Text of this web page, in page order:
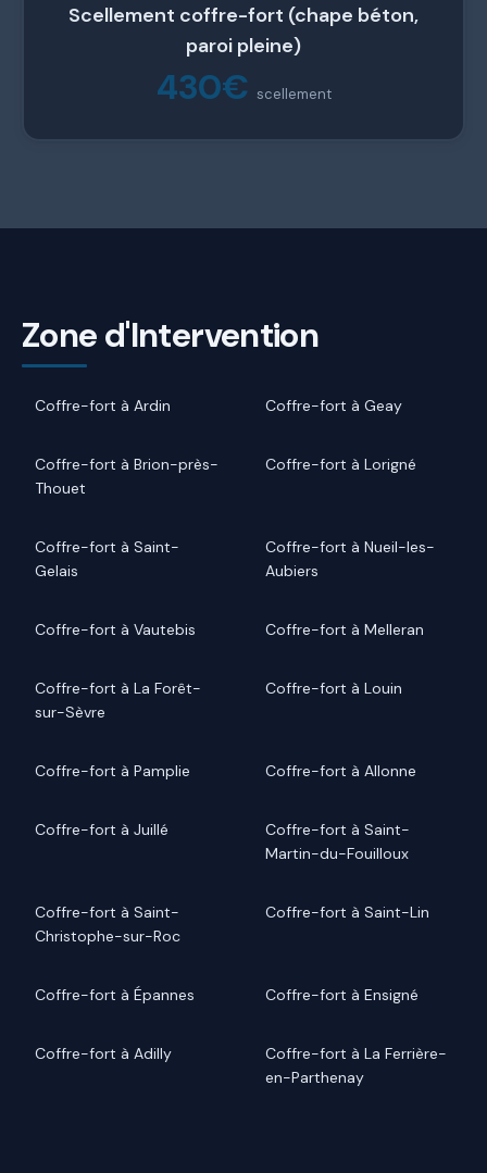
Scellement coffre-fort (chape béton,
paroi pleine)
430€ scellement
Zone d'Intervention
Coffre-fort à Ardin Coffre-fort à Geay
Coffre-fort à Brion-près-
Thouet
Coffre-fort à Lorigné
Coffre-fort à Saint-
Gelais
Coffre-fort à Nueil-les-
Aubiers
Coffre-fort à Vautebis Coffre-fort à Melleran
Coffre-fort à La Forêt-
sur-Sèvre
Coffre-fort à Louin
Coffre-fort à Pamplie Coffre-fort à Allonne
Coffre-fort à Juillé
Coffre-fort à Saint-
Martin-du-Fouilloux
Coffre-fort à Saint-
Christophe-sur-Roc
Coffre-fort à Saint-Lin
Coffre-fort à Épannes Coffre-fort à Ensigné
Coffre-fort à Adilly
Coffre-fort à La Ferrière-
en-Parthenay